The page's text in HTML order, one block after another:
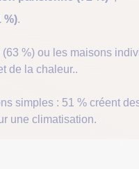
%).
%) ou les maisons
de la chaleur..
simples : 51 % créent
une climatisation.